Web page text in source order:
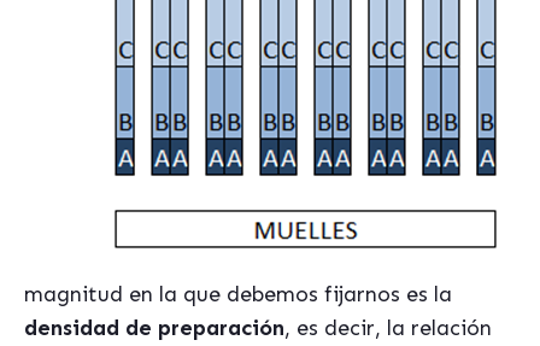
magnitud en la que debemos fijarnos es la
densidad de preparación, es decir, la relación